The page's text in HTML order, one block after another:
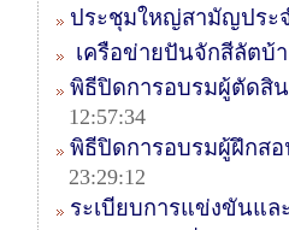
ประชุมใหญ่สามัญประจ
เครือข่ายปันจักสีลัตบ้
พิธีปิดการอบรมผู้ตัดสิ
12:57:34
พิธีปิดการอบรมผู้ฝึกส
23:29:12
ระเบียบการแข่งขันแ